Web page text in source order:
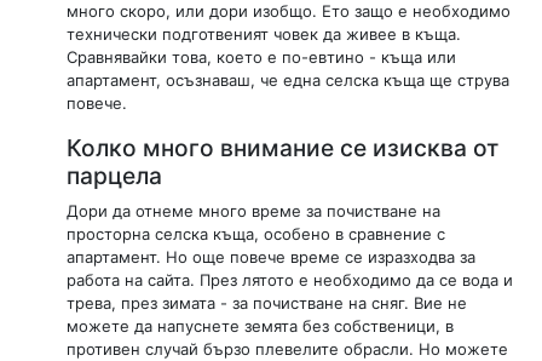
много скоро, или дори изобщо. Ето защо е необходимо
технически подготвеният човек да живее в къща.
Сравнявайки това, което е по-евтино - къща или
апартамент, осъзнаваш, че една селска къща ще струва
повече.
Колко много внимание се изисква от
парцела
Дори да отнеме много време за почистване на
просторна селска къща, особено в сравнение с
апартамент. Но още повече време се изразходва за
работа на сайта. През лятото е необходимо да се вода и
трева, през зимата - за почистване на сняг. Вие не
можете да напуснете земята без собственици, в
противен случай бързо плевелите обрасли. Но можете